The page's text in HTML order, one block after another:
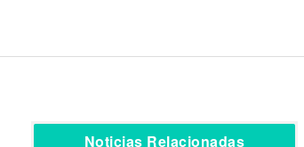
Noticias Relacionadas